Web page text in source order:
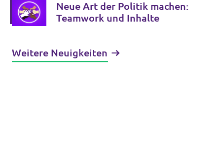
Neue Art der Politik machen:
Teamwork und Inhalte
Weitere Neuigkeiten